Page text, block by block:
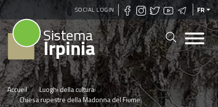
Aller
au
contenu
principal
SOCIAL LOGIN FR
Sistema
Irpinia
Accueil
Luoghi della cultura
Chiesa rupestre della Madonna del Fiume